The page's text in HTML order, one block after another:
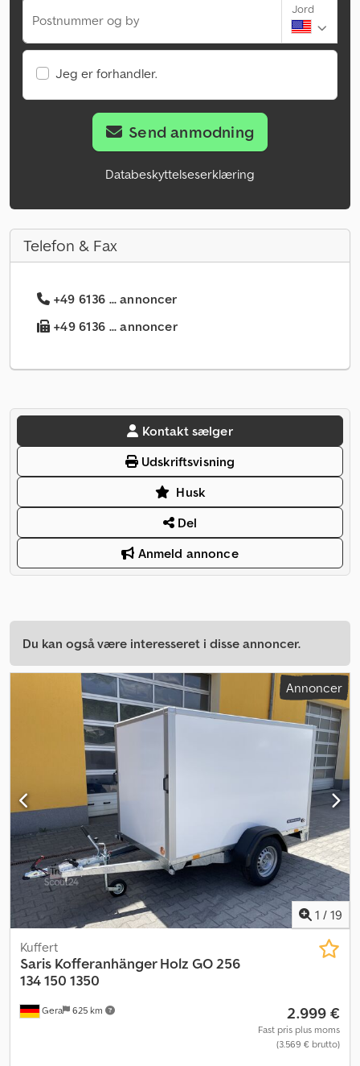
Postnummer og by
Jord
Jeg er forhandler.
Send anmodning
Databeskyttelseserklæring
Telefon & Fax
+49 6136 ... annoncer
+49 6136 ... annoncer
Kontakt sælger
Udskriftsvisning
Husk
Del
Anmeld annonce
Du kan også være interesseret i disse annoncer.
Annoncer
1 / 19
Gera 625 km
Kuffert
Saris Kofferanhänger Holz GO 256
134 150 1350
2.999 €
Fast pris plus moms
(3.569 € brutto)